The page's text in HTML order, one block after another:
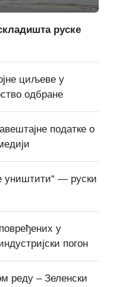
руске
циљеве у
одбране
податке о
уништити“ — руски
у
погон
реду – Зеленски